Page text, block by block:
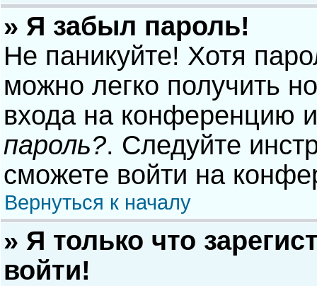
» Я забыл пароль!
Не паникуйте! Хотя
можно легко получить
входа на конференцию
пароль?. Следуйте
сможете войти на
Вернуться к началу
» Я только что
войти!